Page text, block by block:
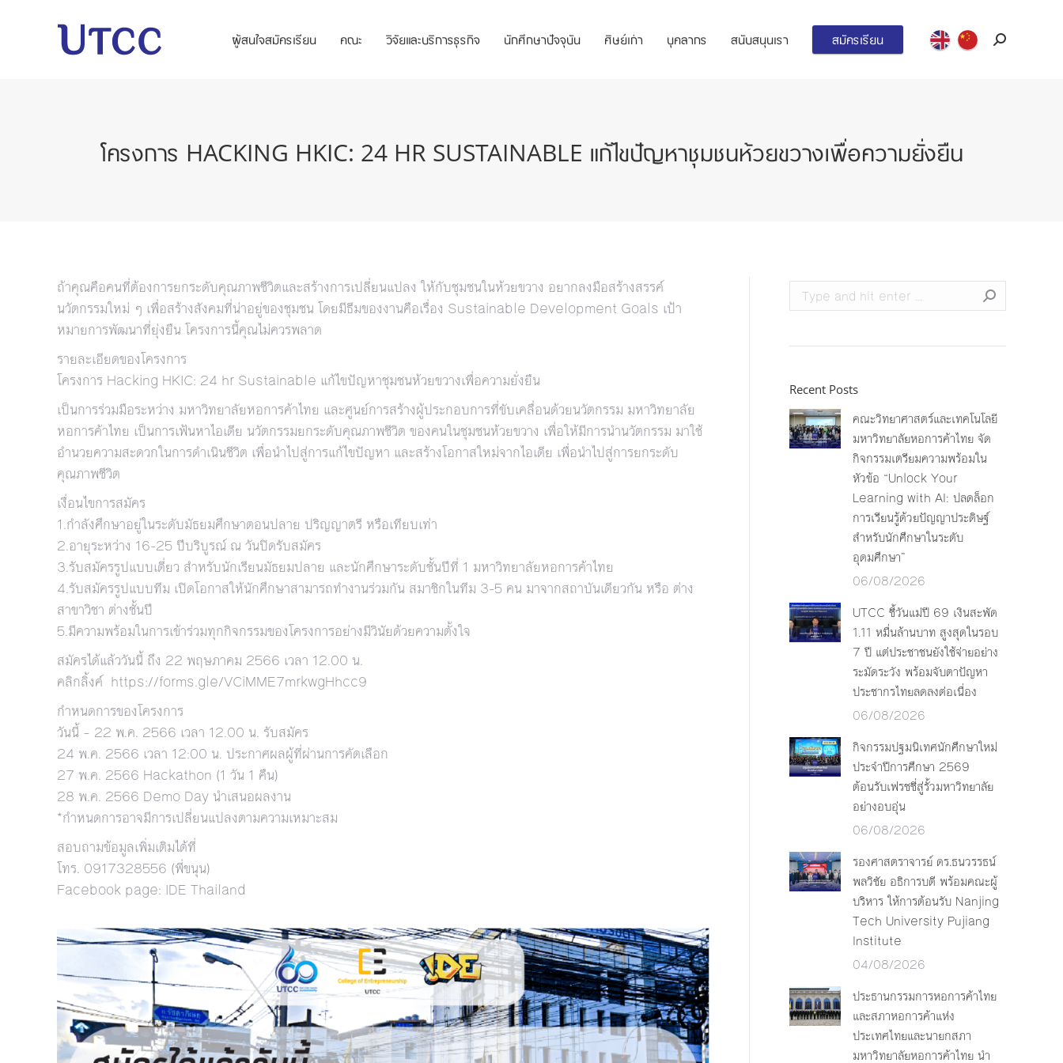
ผู้สนใจสมัครเรียน คณะ วิจัยและบริการธุรกิจ นักศึกษาปัจจุบัน ศิษย์เก่า บุคลากร สนับสนุนเรา สมัครเรียน Search:
โครงการ HACKING HKIC: 24 HR SUSTAINABLE แก้ไขปัญหาชุมชนห้วยขวางเพื่อความยั่งยืน
ถ้าคุณคือคนที่ต้องการยกระดับคุณภาพชีวิตและสร้างการเปลี่ยนแปลง ให้กับชุมชนในห้วยขวาง อยากลงมือสร้างสรรค์
นวัตกรรมใหม่ ๆ เพื่อสร้างสังคมที่น่าอยู่ของชุมชน โดยมีธีมของงานคือเรื่อง Sustainable Development Goals เป้า
หมายการพัฒนาที่ยุ่งยืน โครงการนี้คุณไม่ควรพลาด
รายละเอียดของโครงการ
โครงการ Hacking HKIC: 24 hr Sustainable แก้ไขปัญหาชุมชนห้วยขวางเพื่อความยั่งยืน
เป็นการร่วมมือระหว่าง มหาวิทยาลัยหอการค้าไทย และศูนย์การสร้างผู้ประกอบการที่ขับเคลื่อนด้วยนวัตกรรม มหาวิทยาลัย
หอการค้าไทย เป็นการเฟ้นหาไอเดีย นวัตกรรมยกระดับคุณภาพชีวิต ของคนในชุมชนห้วยขวาง เพื่อให้มีการนำนวัตกรรม มาใช้
อำนวยความสะดวกในการดำเนินชีวิต เพื่อนำไปสู่การแก้ไขปัญหา และสร้างโอกาสใหม่จากไอเดีย เพื่อนำไปสู่การยกระดับ
คุณภาพชีวิต
เงื่อนไขการสมัคร
1.กำลังศึกษาอยู่ในระดับมัธยมศึกษาตอนปลาย ปริญญาตรี หรือเทียบเท่า
2.อายุระหว่าง 16-25 ปีบริบูรณ์ ณ วันปิดรับสมัคร
3.รับสมัครรูปแบบเดี่ยว สำหรับนักเรียนมัธยมปลาย และนักศึกษาระดับชั้นปีที่ 1 มหาวิทยาลัยหอการค้าไทย
4.รับสมัครรูปแบบทีม เปิดโอกาสให้นักศึกษาสามารถทำงานร่วมกัน สมาชิกในทีม 3-5 คน มาจากสถาบันเดียวกัน หรือ ต่าง
สาขาวิชา ต่างชั้นปี
5.มีความพร้อมในการเข้าร่วมทุกกิจกรรมของโครงการอย่างมีวินัยด้วยความตั้งใจ
สมัครได้แล้ววันนี้ ถึง 22 พฤษภาคม 2566 เวลา 12.00 น.
คลิกลิ้งค์ https://forms.gle/VCiMME7mrkwgHhcc9
กำหนดการของโครงการ
วันนี้ – 22 พ.ค. 2566 เวลา 12.00 น. รับสมัคร
24 พ.ค. 2566 เวลา 12:00 น. ประกาศผลผู้ที่ผ่านการคัดเลือก
27 พ.ค. 2566 Hackathon (1 วัน 1 คืน)
28 พ.ค. 2566 Demo Day นำเสนอผลงาน
*กำหนดการอาจมีการเปลี่ยนแปลงตามความเหมาะสม
สอบถามข้อมูลเพิ่มเติมได้ที่
โทร. 0917328556 (พี่ขนุน)
Facebook page: IDE Thailand
Search:
Recent Posts
คณะวิทยาศาสตร์และเทคโนโลยี
มหาวิทยาลัยหอการค้าไทย จัด
กิจกรรมเตรียมความพร้อมใน
หัวข้อ “Unlock Your
Learning with AI: ปลดล็อก
การเรียนรู้ด้วยปัญญาประดิษฐ์
สำหรับนักศึกษาในระดับ
อุดมศึกษา”
06/08/2026
UTCC ชี้วันแม่ปี 69 เงินสะพัด
1.11 หมื่นล้านบาท สูงสุดในรอบ
7 ปี แต่ประชาชนยังใช้จ่ายอย่าง
ระมัดระวัง พร้อมจับตาปัญหา
ประชากรไทยลดลงต่อเนื่อง
06/08/2026
กิจกรรมปฐมนิเทศนักศึกษาใหม่
ประจำปีการศึกษา 2569
ต้อนรับเฟรชชี่สู่รั้วมหาวิทยาลัย
อย่างอบอุ่น
06/08/2026
รองศาสตราจารย์ ดร.ธนวรรธน์
พลวิชัย อธิการบดี พร้อมคณะผู้
บริหาร ให้การต้อนรับ Nanjing
Tech University Pujiang
Institute
04/08/2026
ประธานกรรมการหอการค้าไทย
และสภาหอการค้าแห่ง
ประเทศไทยและนายกสภา
มหาวิทยาลัยหอการค้าไทย นำ